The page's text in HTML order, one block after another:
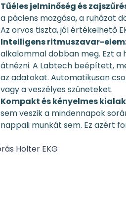
Tűéles jelminőség és
a páciens mozgása, a ruházat
Az orvos tiszta, jól értékelhető
Intelligens ritmuszavar-
alkalommal dobban meg. Ezt
átnézni. A Labtech beépített,
az adatokat. Automatikusan
vagy a veszélyes szüneteket.
Kompakt és kényelmes
sem veszik a mindennapok
nappali munkát sem. Ez azért